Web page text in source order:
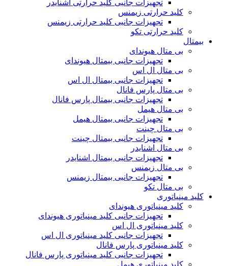
تجهیزات جانبی کلید حرارتی اشنایدر
کلید حرارتی زیمنس
تجهیزات جانبی کلید حرارتی زیمنس
کلید حرارتی تکو
بیمتال
بی متال هیوندای
تجهیزات جانبی بیمتال هیوندای
بی متال ال اس
تجهیزات جانبی بیمتال ال اس
بی متال پارس فانال
تجهیزات جانبی بیمتال پارس فانال
بی متال هیمل
تجهیزات جانبی بیمتال هیمل
بی متال چینت
تجهیزات جانبی بیمتال چینت
بی متال اشنایدر
تجهیزات جانبی بیمتال اشنایدر
بی متال زیمنس
تجهیزات جانبی بیمتال زیمنس
بی متال تکو
کلید مینیاتوری
کلید مینیاتوری هیوندای
تجهیزات جانبی کلید مینیاتوری هیوندای
کلید مینیاتوری ال اس
تجهیزات جانبی کلید مینیاتوری ال اس
کلید مینیاتوری پارس فانال
تجهیزات جانبی کلید مینیاتوری پارس فانال
کلید مینیاتوری هیمل